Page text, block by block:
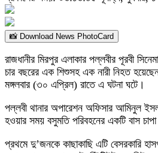
📸 Download News PhotoCard
রাজধানীর মিরপুর এলাকার পল্লবীর পূরবী
চার বছরের এক শিশুসহ এক নারী নিহত
মঙ্গলবার (৩০ এপ্রিল) রাতে এ ঘটনা ঘটে।
পল্লবী থানার অপারেশন অফিসার আমিনুল
হওয়ার সময় বসুমতি পরিবহনের একটি বাস
প্রথমে দু’জনকে কাছাকাছি এটি বেসরকারি